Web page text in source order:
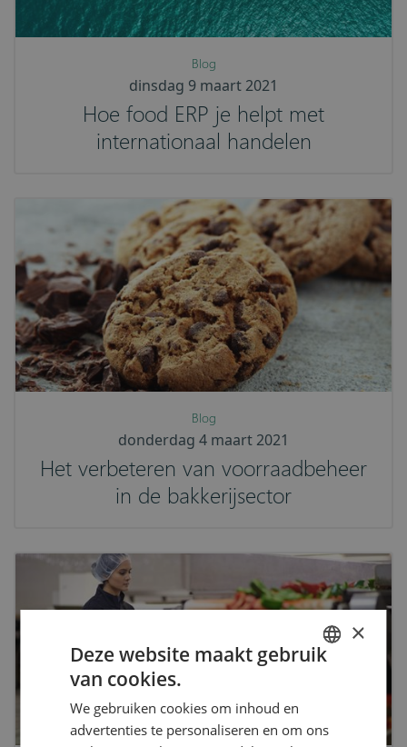
Blog
dinsdag 9 maart 2021
Hoe food ERP je helpt met
internationaal handelen
Blog
donderdag 4 maart 2021
Het verbeteren van voorraadbeheer
in de bakkerijsector
×
Deze website maakt gebruik
van cookies.
We gebruiken cookies om inhoud en
advertenties te personaliseren en om ons